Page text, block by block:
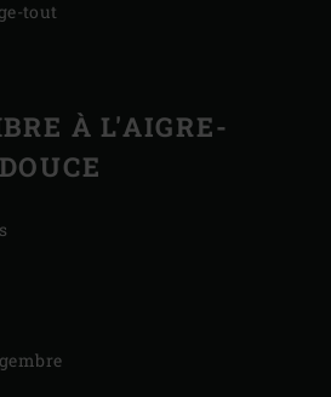
tout
À L'AIGRE-
DOUCE